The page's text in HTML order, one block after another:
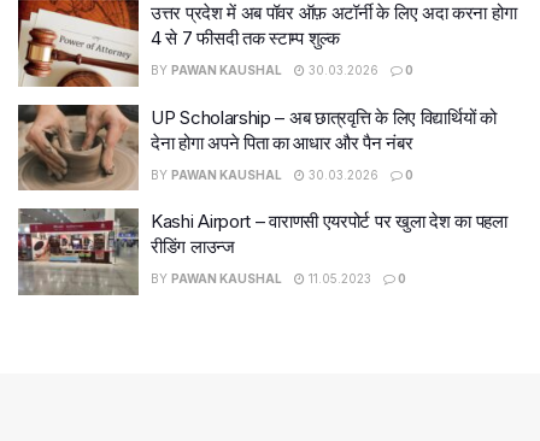
उत्तर प्रदेश में अब पॉवर ऑफ़ अटॉर्नी के लिए अदा करना होगा
4 से 7 फीसदी तक स्टाम्प शुल्क
BY PAWAN KAUSHAL 30.03.2026 0
UP Scholarship – अब छात्रवृत्ति के लिए विद्यार्थियों को
देना होगा अपने पिता का आधार और पैन नंबर
BY PAWAN KAUSHAL 30.03.2026 0
Kashi Airport – वाराणसी एयरपोर्ट पर खुला देश का पहला
रीडिंग लाउन्ज
BY PAWAN KAUSHAL 11.05.2023 0